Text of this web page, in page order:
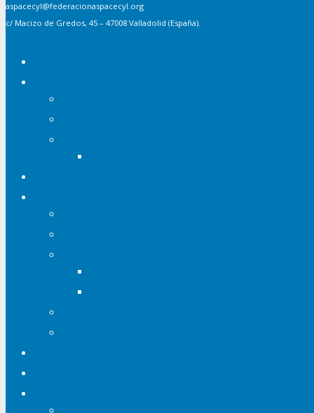
aspacecyl@federacionaspacecyl.org
c/ Macizo de Gredos, 45 – 47008 Valladolid (España).